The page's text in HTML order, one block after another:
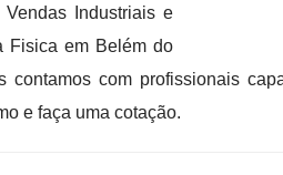
Industriais e
Fisica em Belém do
com profissionais
e faça uma cotação.